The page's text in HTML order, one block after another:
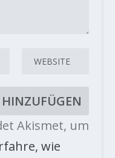
Akismet, um
wie